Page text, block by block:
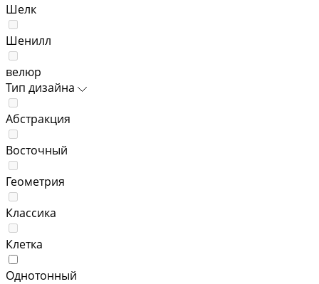
Шелк
Шенилл
велюр
Тип дизайна
Абстракция
Восточный
Геометрия
Классика
Клетка
Однотонный